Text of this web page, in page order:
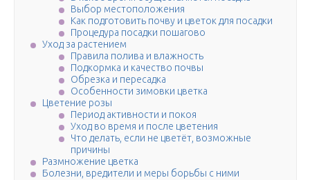
Выбор местоположения
Как подготовить почву и цветок для посадки
Процедура посадки пошагово
Уход за растением
Правила полива и влажность
Подкормка и качество почвы
Обрезка и пересадка
Особенности зимовки цветка
Цветение розы
Период активности и покоя
Уход во время и после цветения
Что делать, если не цветёт, возможные
причины
Размножение цветка
Болезни, вредители и меры борьбы с ними